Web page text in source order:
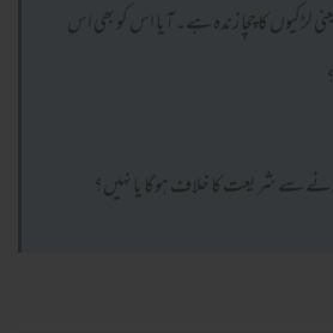
لڑکیوں کا چچا زندہ ہے۔ آیا اس کو بھی اس